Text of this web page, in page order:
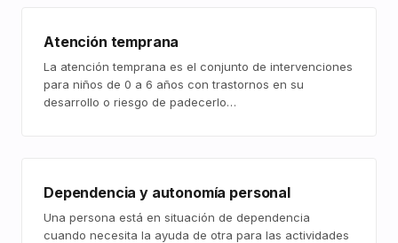
Atención temprana
La atención temprana es el conjunto de intervenciones
para niños de 0 a 6 años con trastornos en su
desarrollo o riesgo de padecerlo…
Dependencia y autonomía personal
Una persona está en situación de dependencia
cuando necesita la ayuda de otra para las actividades